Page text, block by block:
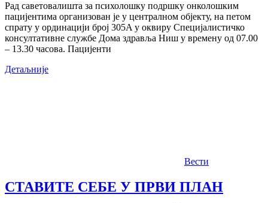
Рад саветовалишта за психолошку подршку онколошким
пацијентима организован је у централном објекту, на петом
спрату у ординацији број 305A у оквиру Специјалистичко
консултативне службе Дома здравља Ниш у времену од 07.00
– 13.30 часова. Пацијенти
Детаљније
Вести
СТАВИТЕ СЕБЕ У ПРВИ ПЛАН